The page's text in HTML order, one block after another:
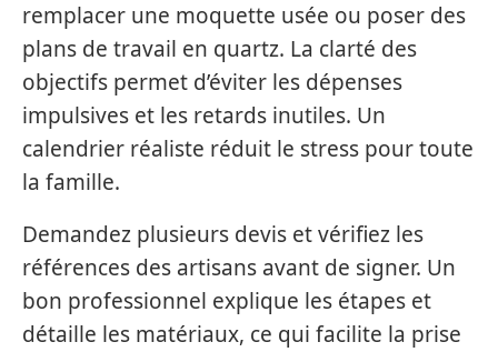
remplacer une moquette usée ou poser des
plans de travail en quartz. La clarté des
objectifs permet d’éviter les dépenses
impulsives et les retards inutiles. Un
calendrier réaliste réduit le stress pour toute
la famille.
Demandez plusieurs devis et vérifiez les
références des artisans avant de signer. Un
bon professionnel explique les étapes et
détaille les matériaux, ce qui facilite la prise